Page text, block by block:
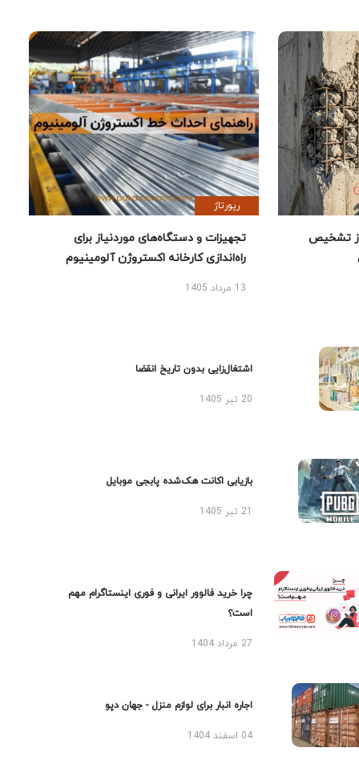
تشخیص
رپورتاژ
تجهیزات و دستگاه‌های موردنیاز برای
راه‌اندازی کارخانه اکستروژن آلومینیوم
13 مرداد 1405
اشتغال‌زایی بدون تاریخ انقضا
20 تیر 1405
بازیابی اکانت هک‌شده پابجی موبایل
چرا خرید فالوور ایرانی و فوری اینستاگرام مهم
است؟
27 مرداد 1404
اجاره انبار برای لوازم منزل - جهان دپو
04 اسفند 1404